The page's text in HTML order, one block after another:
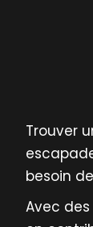
Trouver
besoin
Avec